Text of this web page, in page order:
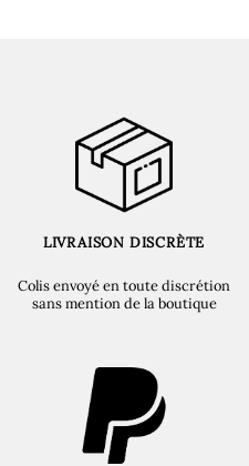
LIVRAISON DISCRÈTE
Colis envoyé en toute discrétion
sans mention de la boutique